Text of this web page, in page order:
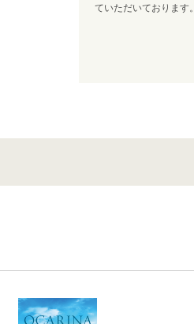
ていただいております。